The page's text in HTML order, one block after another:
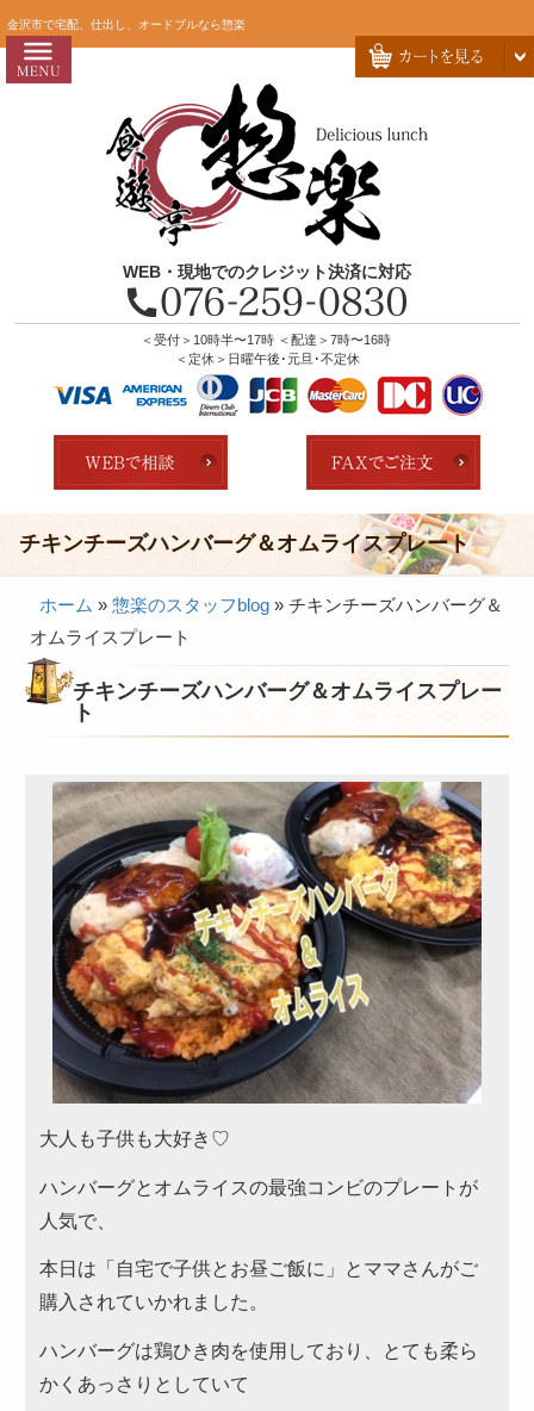
金沢市で宅配、仕出し、オードブルなら惣楽
WEB・現地でのクレジット決済に対応
＜受付＞10時半〜17時 ＜配達＞7時〜16時
＜定休＞日曜午後･元旦･不定休
HOME
惣楽のこだわり
配達エリア・注文方法
店舗の紹介
接客・おもてなし弁当
製薬会社様向け弁当
行楽・観光弁当
法事・法要仕出し
慶事・お祝い仕出し
大皿料理・オードブル
旅行会社様向け弁当
パーティー・宴会
旅行会社様向け弁当
価格帯から選ぶ
1,000～1,999円
4,000円～4,999円
カテゴリーから選ぶ
チキンチーズハンバーグ＆オムライスプレート
ホーム » 惣楽のスタッフblog» チキンチーズハンバーグ＆
オムライスプレート
チキンチーズハンバーグ＆オムライスプレー
ト
大人も子供も大好き♡
ハンバーグとオムライスの最強コンビのプレートが
人気で、
本日は「自宅で子供とお昼ご飯に」とママさんがご
購入されていかれました。
ハンバーグは鶏ひき肉を使用しており、とても柔ら
かくあっさりとしていて